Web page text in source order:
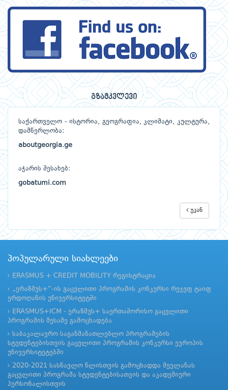
გზამკვლევი
საქართველო - ისტორია, გეოგრაფია, კლიმატი, კულტურა,
დამწერლობა:
aboutgeorgia.ge
აჭარის შესახებ:
gobatumi.com
უკან
პოპულარული სიახლეები
ERASMUS + CREDIT MOBILITY რეგისტრაცია
„ერაზმუს+“-ის გაცვლითი პროგრამის კონკურსი რეჯეფ ტაიფ
ერდოღანის უნივერსიტეტში
ERASMUS+ICM - ერაზმუს+ საერთაშორისო გაცვლითი
პროგრამის მესამე გამოცხადება
საბაკალავრო საგანმანათლებლო პროგრამების
სტუდენტებისთვის გაცვლითი პროგრამის კონკურსი ევროპის
უნივერსიტეტებში
2020-2021 სასწავლო წლისთვის გამოცხადდა მევლანას
გაცვლითი პროგრამა სტუდენტებისათვის და აკადემიური
პერსონალისთვის